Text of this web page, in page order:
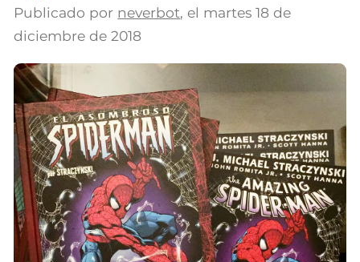
Publicado por neverbot, el martes 18 de
diciembre de 2018